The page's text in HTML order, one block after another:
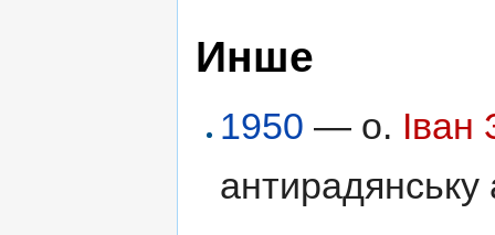
Инше
1950 — о. Іван
антирадянську